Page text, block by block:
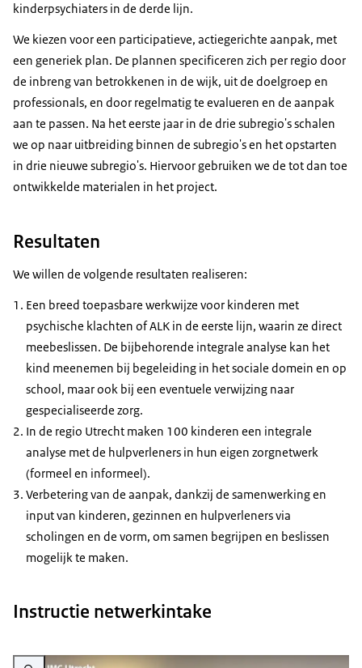
kinderpsychiaters in de derde lijn.
We kiezen voor een participatieve, actiegerichte aanpak, met
een generiek plan. De plannen specificeren zich per regio door
de inbreng van betrokkenen in de wijk, uit de doelgroep en
professionals, en door regelmatig te evalueren en de aanpak
aan te passen. Na het eerste jaar in de drie subregio's schalen
we op naar uitbreiding binnen de subregio's en het opstarten
in drie nieuwe subregio's. Hiervoor gebruiken we de tot dan toe
ontwikkelde materialen in het project.
Resultaten
We willen de volgende resultaten realiseren:
Een breed toepasbare werkwijze voor kinderen met
psychische klachten of ALK in de eerste lijn, waarin ze direct
meebeslissen. De bijbehorende integrale analyse kan het
kind meenemen bij begeleiding in het sociale domein en op
school, maar ook bij een eventuele verwijzing naar
gespecialiseerde zorg.
In de regio Utrecht maken 100 kinderen een integrale
analyse met de hulpverleners in hun eigen zorgnetwerk
(formeel en informeel).
Verbetering van de aanpak, dankzij de samenwerking en
input van kinderen, gezinnen en hulpverleners via
scholingen en de vorm, om samen begrijpen en beslissen
mogelijk te maken.
Instructie netwerkintake
Vergroot afbeelding Video Instructie netwerkintake